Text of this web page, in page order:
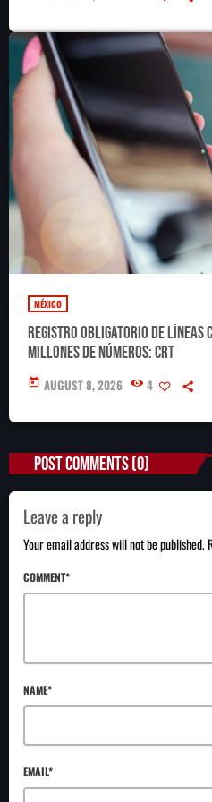
MÉXICO
Registro obligatorio de líneas
millones de números: CRT
today AUGUST 8, 2026 4
POST COMMENTS (0)
Leave a reply
Your email address will not be
COMMENT*
NAME*
EMAIL*